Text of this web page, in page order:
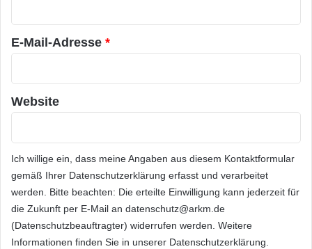
Stören Modus feste Zeitintervalle festlegen, in
denen niemand stören darf, Ausnahmen
können definiert werden.
Einstellungstipps fürs Smartphone gibt es
unterwww.telekom.de/digital-communityoder
unter www.telekom.de/computerhilfe.
ARKM.marketing
*
E-Mail-Adresse *
Website
Ich willige ein, dass meine Angaben aus diesem Kontaktformular
gemäß Ihrer Datenschutzerklärung erfasst und verarbeitet
werden. Bitte beachten: Die erteilte Einwilligung kann jederzeit für
die Zukunft per E-Mail an datenschutz@arkm.de
(Datenschutzbeauftragter) widerrufen werden. Weitere
Informationen finden Sie in unserer Datenschutzerklärung.